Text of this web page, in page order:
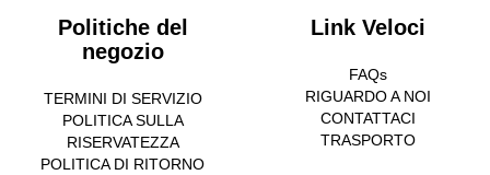
Politiche del
negozio
TERMINI DI SERVIZIO
POLITICA SULLA
RISERVATEZZA
POLITICA DI RITORNO
Link Veloci
FAQs
RIGUARDO A NOI
CONTATTACI
TRASPORTO